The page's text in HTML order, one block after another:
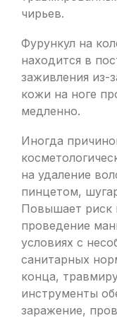
чирьев.
Фурункул на
находится в
заживления из-
кожи на ноге
медленно.
Иногда
на удаление
пинцетом,
Повышает риск
проведение
условиях с
санитарных
конца,
инструменты
заражение,